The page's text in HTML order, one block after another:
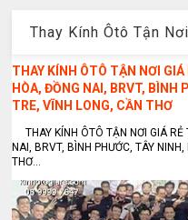
Thay Kính Ôtô Tận
THAY KÍNH ÔTÔ TẬN NƠI
HÒA, ĐỒNG NAI, BRVT, BÌNH
TRE, VĨNH LONG, CẦN THƠ
THAY KÍNH ÔTÔ TẬN NƠI GIÁ RẺ
NAI, BRVT, BÌNH PHƯỚC, TÂY
THƠ...